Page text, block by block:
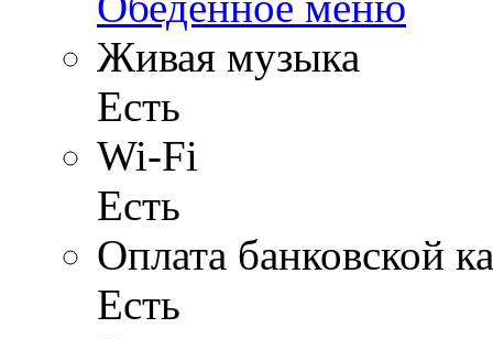
Живая музыка
Есть
Wi-Fi
Есть
Оплата банковской
Есть